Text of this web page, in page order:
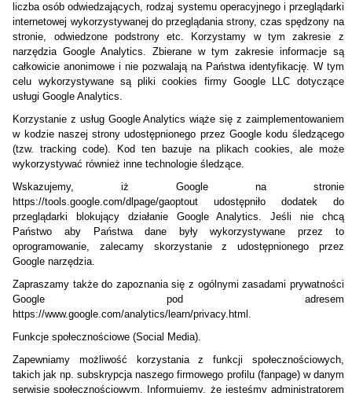
liczba osób odwiedzających, rodzaj systemu operacyjnego i przeglądarki
internetowej wykorzystywanej do przeglądania strony, czas spędzony na
stronie, odwiedzone podstrony etc. Korzystamy w tym zakresie z
narzędzia Google Analytics. Zbierane w tym zakresie informacje są
całkowicie anonimowe i nie pozwalają na Państwa identyfikację. W tym
celu wykorzystywane są pliki cookies firmy Google LLC dotyczące
usługi Google Analytics.
Korzystanie z usług Google Analytics wiąże się z zaimplementowaniem
w kodzie naszej strony udostępnionego przez Google kodu śledzącego
(tzw. tracking code). Kod ten bazuje na plikach cookies, ale może
wykorzystywać również inne technologie śledzące.
Wskazujemy, iż Google na stronie
https://tools.google.com/dlpage/gaoptout udostępniło dodatek do
przeglądarki blokujący działanie Google Analytics. Jeśli nie chcą
Państwo aby Państwa dane były wykorzystywane przez to
oprogramowanie, zalecamy skorzystanie z udostępnionego przez
Google narzędzia.
Zapraszamy także do zapoznania się z ogólnymi zasadami prywatności
Google pod adresem
https://www.google.com/analytics/learn/privacy.html.
Funkcje społecznościowe (Social Media).
Zapewniamy możliwość korzystania z funkcji społecznościowych,
takich jak np. subskrypcja naszego firmowego profilu (fanpage) w danym
serwisie społecznościowym. Informujemy, że jesteśmy administratorem